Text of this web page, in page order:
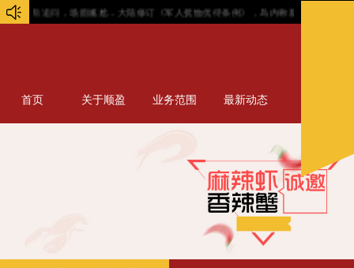
追问，场面尴尬... 大陆修订《军人抚恤优待条例》，岛内称新布局出现，赖做最坏
首页 关于顺盈 业务范围 最新动态